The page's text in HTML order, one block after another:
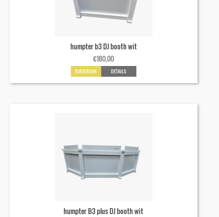
humpter b3 DJ booth wit
€180,00
TOEVOEGEN DETAILS
humpter B3 plus DJ booth wit